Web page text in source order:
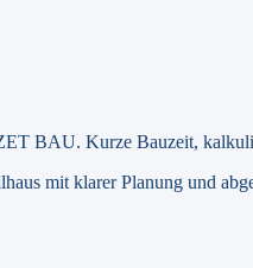
BAU. Kurze Bauzeit,
mit klarer Planung und